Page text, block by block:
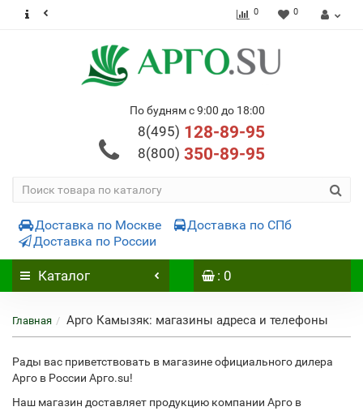
0 0
По будням с 9:00 до 18:00
8(495) 128-89-95
8(800) 350-89-95
Доставка по Москве
Доставка по СПб
Доставка по России
Каталог : 0
Главная Арго Камызяк: магазины адреса и телефоны
Рады вас приветствовать в магазине официального дилера
Арго в России Арго.su!
Наш магазин доставляет продукцию компании Арго в